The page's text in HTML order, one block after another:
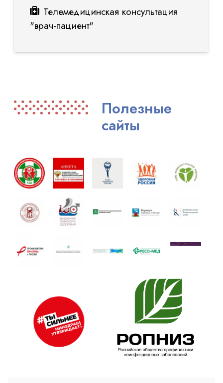
Телемедицинская консультация
"врач-пациент"
Полезные
сайты